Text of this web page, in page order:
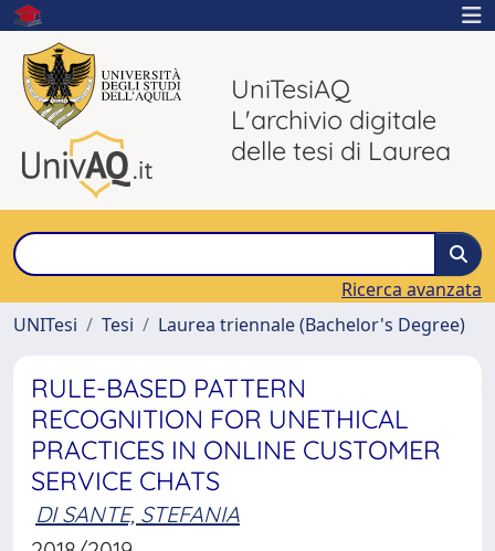
UniTesiAQ
L'archivio digitale
delle tesi di Laurea
Ricerca avanzata
UNITesi
Tesi Laurea triennale (Bachelor's Degree)
RULE-BASED PATTERN
RECOGNITION FOR UNETHICAL
PRACTICES IN ONLINE CUSTOMER
SERVICE CHATS
DI SANTE, STEFANIA